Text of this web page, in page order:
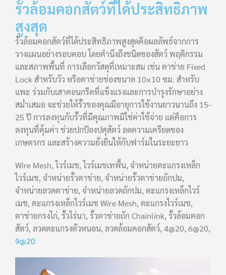
รั้วล้อมคอกสัตว์ที่ได้ประสิทธิภาพ
สูงสุด
รั้วล้อมคอกสัตว์ที่ได้ประสิทธิภาพสูงสุดคือผลลัพธ์จากการ
วางแผนอย่างรอบคอบ โดยคำนึงถึงชนิดของสัตว์ พฤติกรรม
และสภาพพื้นที่ การเลือกวัสดุที่เหมาะสม เช่น ตาข่าย Fixed
Lock สำหรับวัว หรือตาข่ายช่องขนาด 10×10 ซม. สำหรับ
แพะ ร่วมกับเสาคอนกรีตที่แข็งแรงและการบำรุงรักษาอย่าง
สม่ำเสมอ จะช่วยให้รั้วของคุณมีอายุการใช้งานยาวนานถึง 15-
25 ปี การลงทุนกับรั้วที่มีคุณภาพมิใช่ค่าใช้จ่าย แต่คือการ
ลงทุนที่คุ้มค่า ช่วยปกป้องปศุสัตว์ ลดความเครียดของ
เกษตรกร และสร้างความยั่งยืนให้กับฟาร์มในระยะยาว
Wire Mesh, ไวร์เมช, ไวร์เมชเทพื้น, จำหน่ายตะแกรงเหล็ก
ไวร์เมช, จำหน่ายรั้วตาข่าย, จำหน่ายรั้วตาข่ายถักปม,
จำหน่ายลวดตาข่าย, จำหน่ายลวดถักปม, ตะแกรงเหล็กไวร์
เมช, ตะแกรงเหล็กไวร์เมช Wire Mesh, ตะแกรงไวร์เมช,
ตาข่ายกรงไก่, รั้วไร่นา, รั้วตาข่ายถัก Chainlink, รั้วล้อมคอก
สัตว์, ลวดตะแกรงตัวหนอน, ลวดล้อมคอกสัตว์, 4@20, 6@20,
9@20